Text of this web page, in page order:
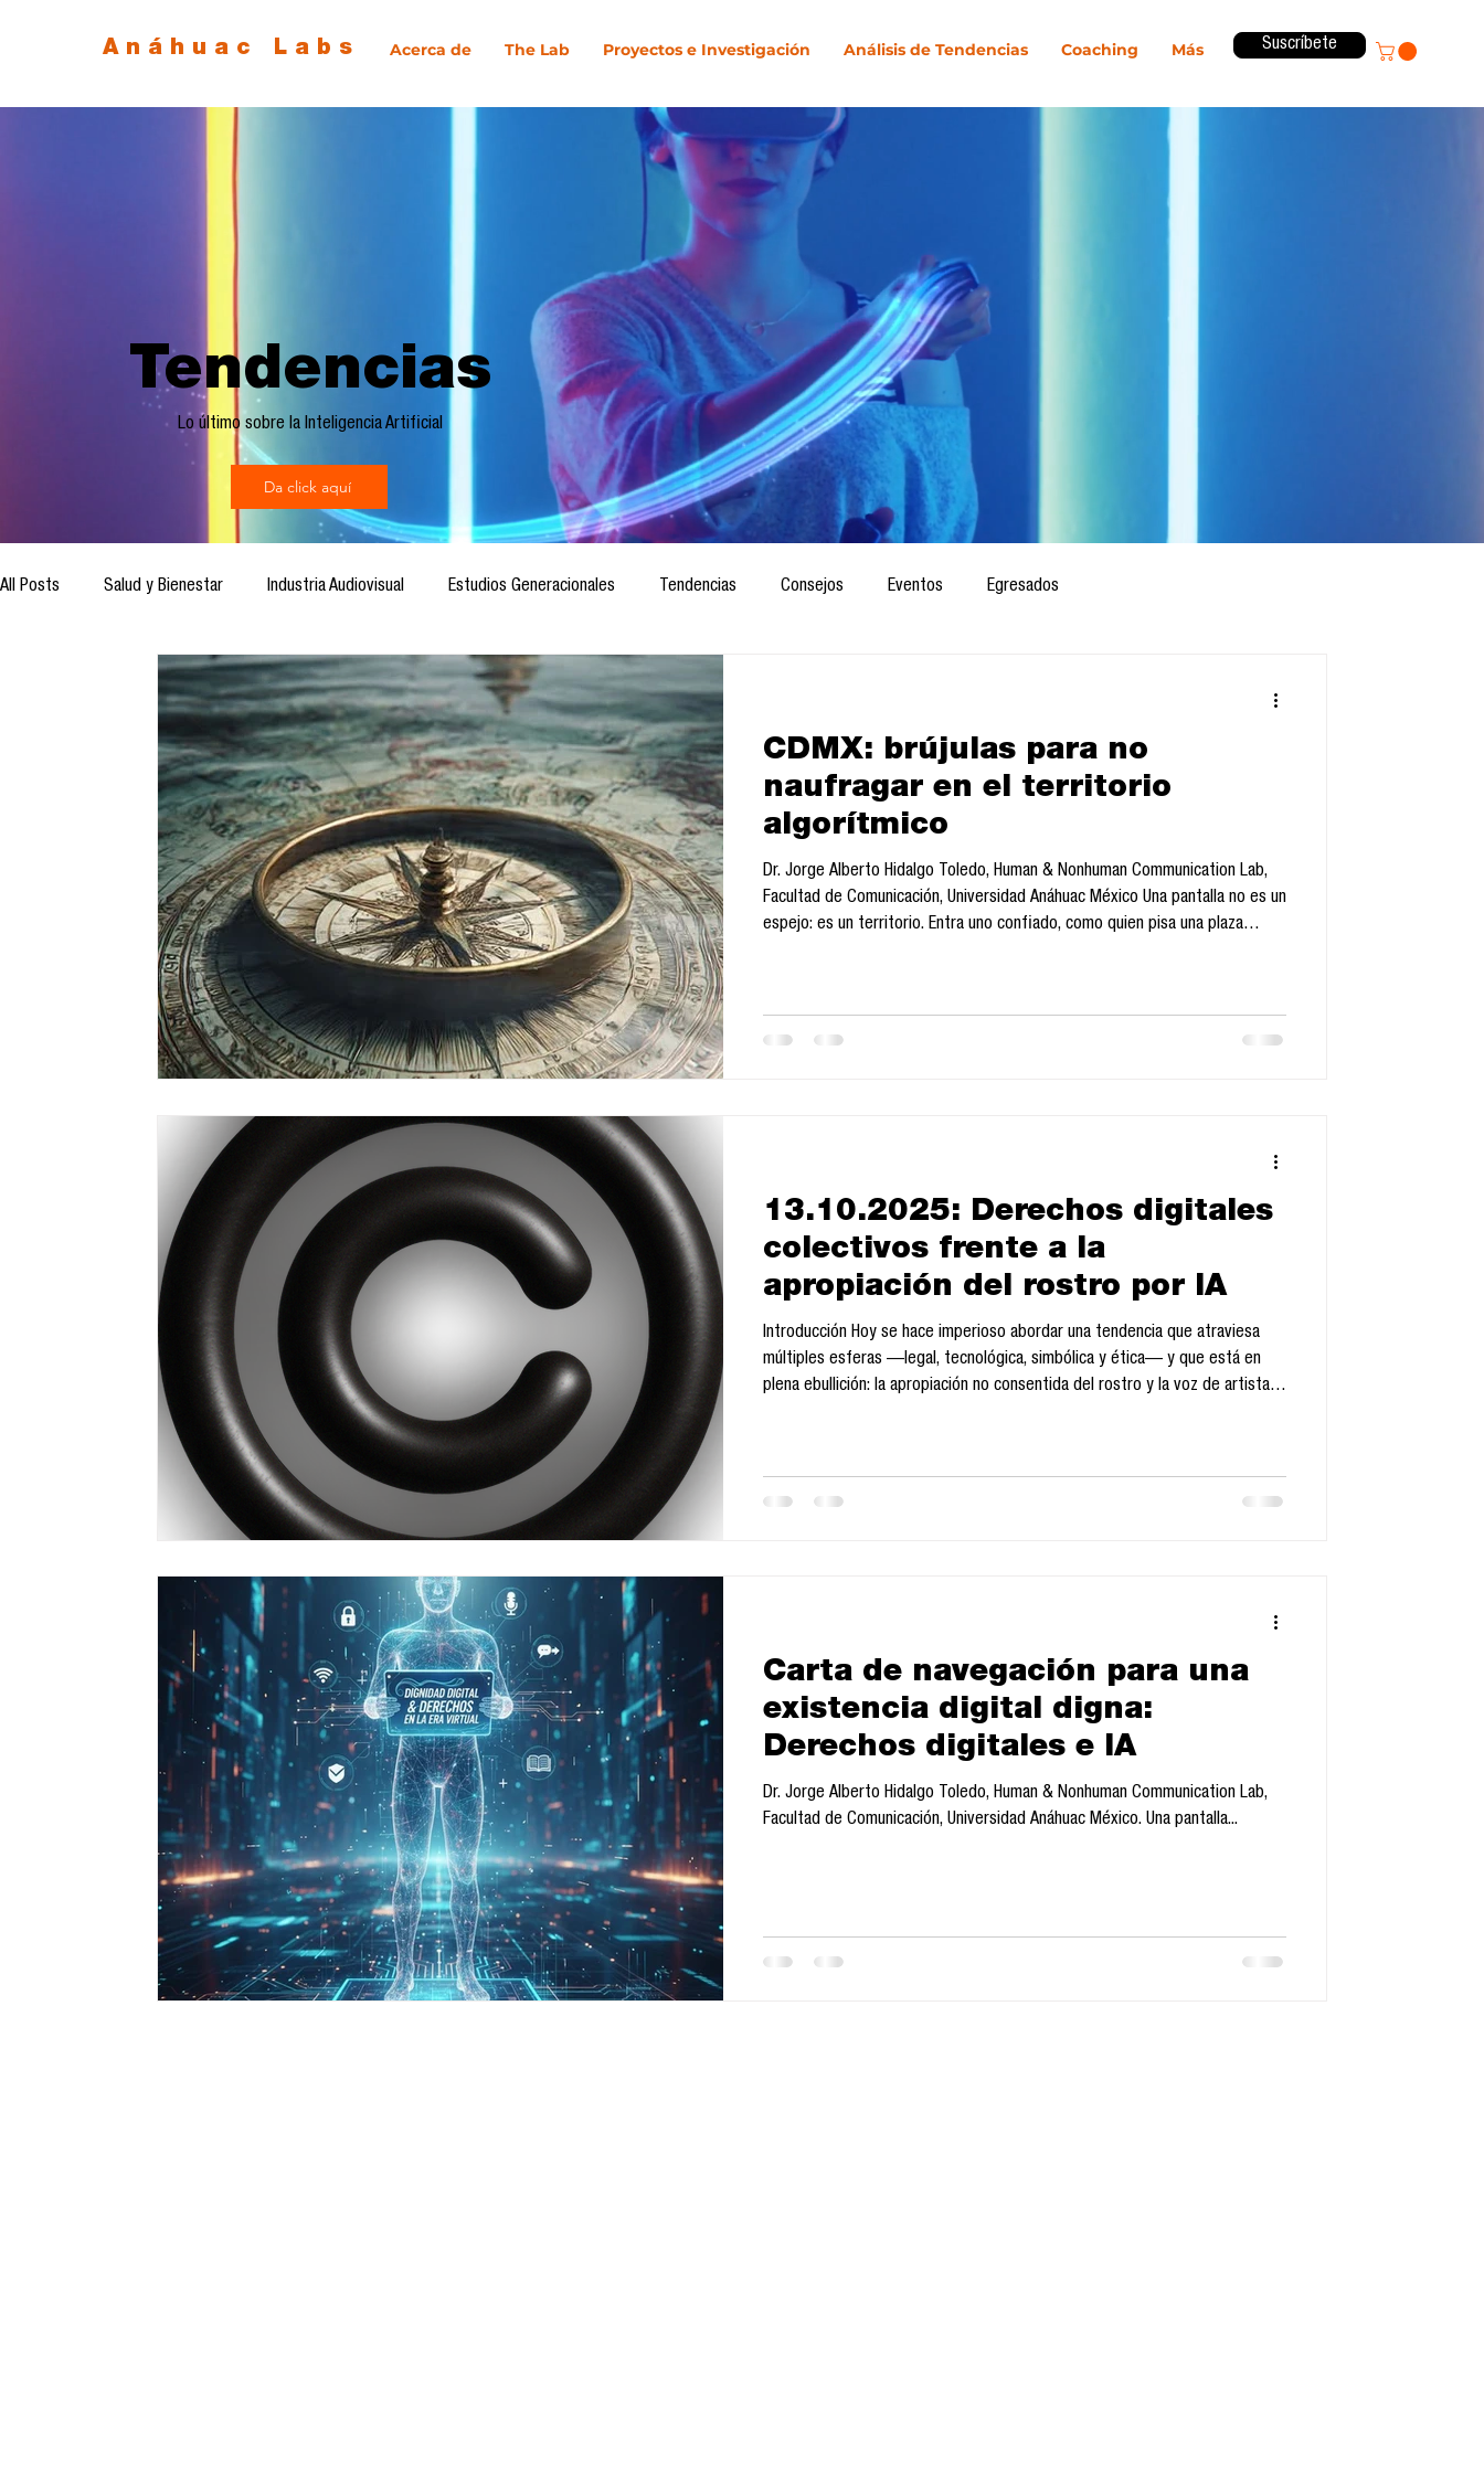
Anáhuac Labs Acerca de The Lab Proyectos e Investigación Análisis de Tendencias Coaching Más Suscríbete
Tendencias
Lo último sobre la Inteligencia Artificial
Da click aquí
All Posts Salud y Bienestar Industria Audiovisual Estudios Generacionales Tendencias Consejos Eventos Egresados
Inteligencia Artificial Cultura Digital Comunicación y Sociedad Marketing digital
Ética de la Comunicación Investigación H&NhCL CICA/Sintaxis Revista ComA Observatorio Software del mes Cursos
Casos de estudio Novedades Podcast Video Informes de investigación
Análisis de tendencias
CDMX: brújulas para no
naufragar en el territorio
algorítmico
Dr. Jorge Alberto Hidalgo Toledo, Human & Nonhuman Communication Lab,
Facultad de Comunicación, Universidad Anáhuac México Una pantalla no es un
espejo: es un territorio. Entra uno confiado, como quien pisa una plaza
ecosistema algorítmico que la habita
13.10.2025: Derechos digitales
colectivos frente a la
apropiación del rostro por IA
Introducción Hoy se hace imperioso abordar una tendencia que atraviesa
múltiples esferas —legal, tecnológica, simbólica y ética— y que está en
plena ebullición: la apropiación no consentida del rostro y la voz de artistas
británico Equity frente al uso no autorizad
Carta de navegación para una
existencia digital digna:
Derechos digitales e IA
Dr. Jorge Alberto Hidalgo Toledo, Human & Nonhuman Communication Lab,
Facultad de Comunicación, Universidad Anáhuac México. Una pantalla...